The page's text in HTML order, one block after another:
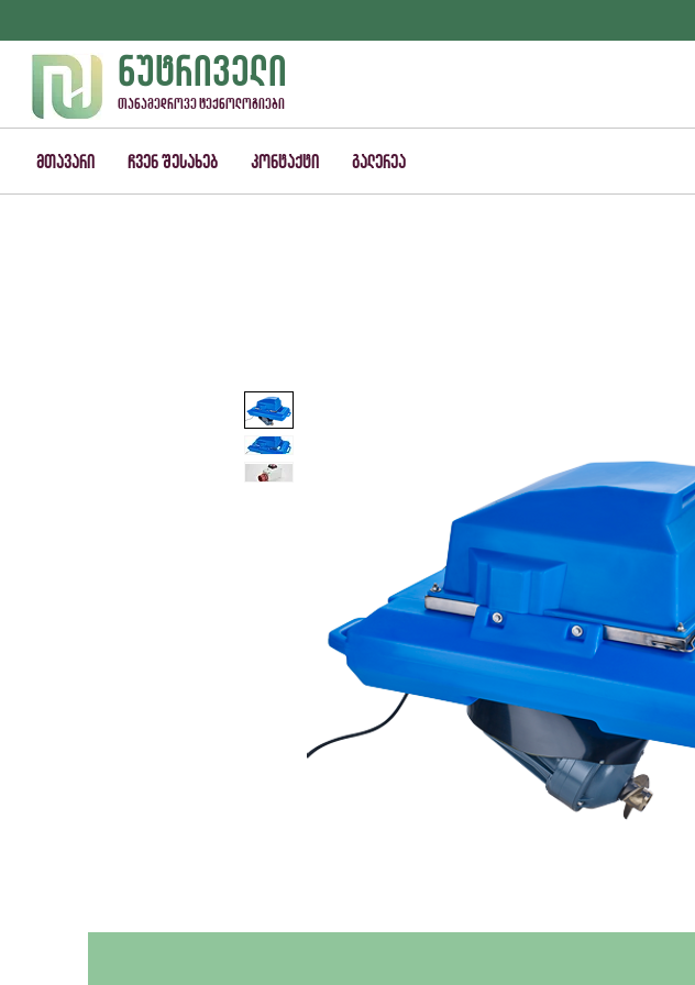
ნუტრიველი
თანამედროვე ტექნოლოგიები
მთავარი ჩვენ შესახებ კონტაქტი გალერეა